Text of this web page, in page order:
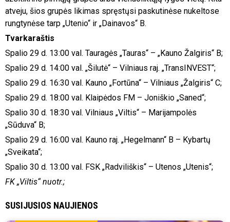
atveju, šios grupės likimas spręstųsi paskutinėse nukeltose
rungtynėse tarp „Utenio“ ir „Dainavos“ B.
Tvarkaraštis
Spalio 29 d. 13:00 val. Tauragės „Tauras“ – „Kauno Žalgiris“ B;
Spalio 29 d. 14:00 val. „Šilutė“ – Vilniaus raj. „TransINVEST“;
Spalio 29 d. 16:30 val. Kauno „Fortūna“ – Vilniaus „Žalgiris“ C;
Spalio 29 d. 18:00 val. Klaipėdos FM – Joniškio „Saned“;
Spalio 30 d. 18:30 val. Vilniaus „Viltis“ – Marijampolės
„Sūduva“ B;
Spalio 29 d. 16:00 val. Kauno raj. „Hegelmann“ B – Kybartų
„Sveikata“;
Spalio 30 d. 13:00 val. FSK „Radviliškis“ – Utenos „Utenis“;
FK „Viltis“ nuotr.;
SUSIJUSIOS NAUJIENOS